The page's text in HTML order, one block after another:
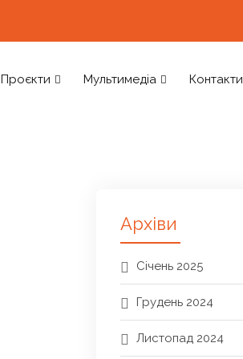
Проєкти Мультимедіа Контакти
Архіви
Січень 2025
Грудень 2024
Листопад 2024